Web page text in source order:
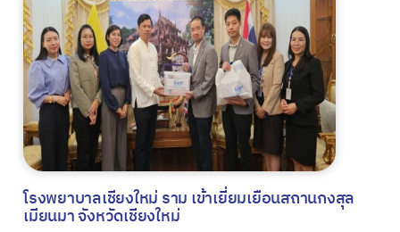
โรงพยาบาลเชียงใหม่ ราม เข้าเยี่ยมเยือนสถานกงสุล
เมียนมา จังหวัดเชียงใหม่